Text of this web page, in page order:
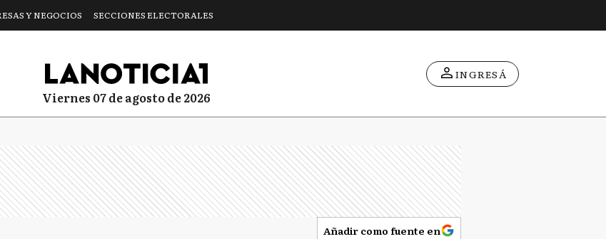
Y NEGOCIOS SECCIONES ELECTORALES
viernes 07 de agosto de 2026
INGRESÁ
Añadir como fuente en